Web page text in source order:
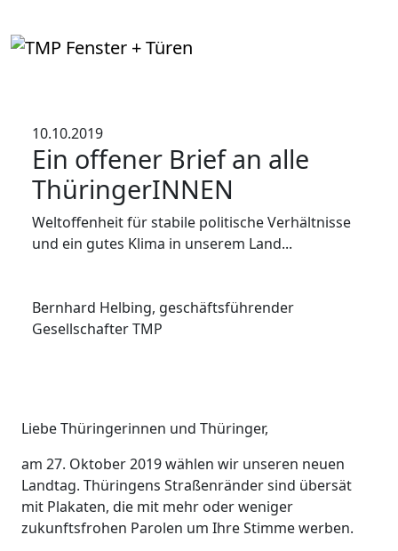
10.10.2019
Ein offener Brief an alle
ThüringerINNEN
Weltoffenheit für stabile politische Verhältnisse
und ein gutes Klima in unserem Land...
Bernhard Helbing, geschäftsführender
Gesellschafter TMP
Liebe Thüringerinnen und Thüringer,
am 27. Oktober 2019 wählen wir unseren neuen
Landtag. Thüringens Straßenränder sind übersät
mit Plakaten, die mit mehr oder weniger
zukunftsfrohen Parolen um Ihre Stimme werben.